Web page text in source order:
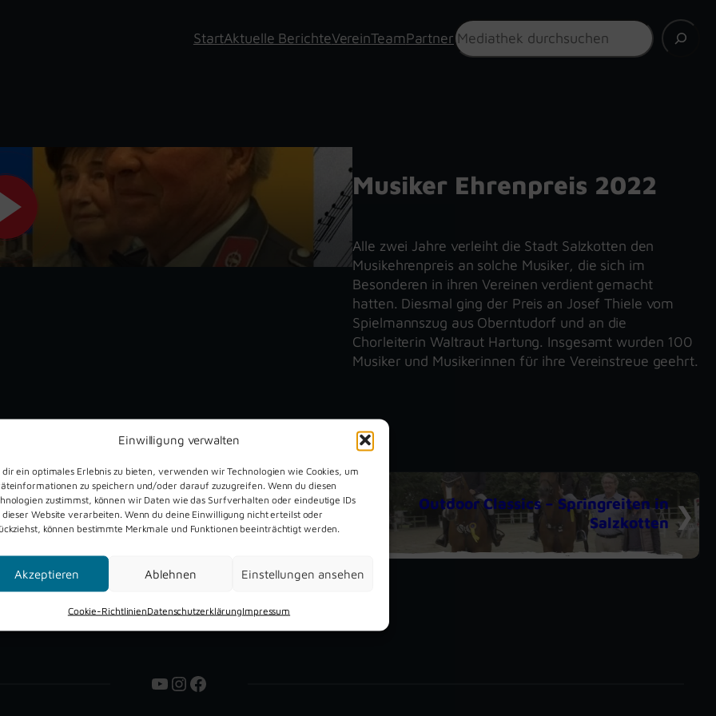
Einwilligung verwalten
dir ein optimales Erlebnis zu bieten, verwenden wir Technologien wie Cookies, um
zu speichern und/oder darauf zuzugreifen. Wenn du diesen
zustimmst, können wir Daten wie das Surfverhalten oder eindeutige IDs
Website verarbeiten. Wenn du deine Einwilligung nicht erteilst oder
können bestimmte Merkmale und Funktionen beeinträchtigt werden.
Akzeptieren Ablehnen Einstellungen ansehen
Cookie-RichtlinienDatenschutzerklärungImpressum
StartAktuelle BerichteVereinTeamPartner
Suchen
Musiker Ehrenpreis 2022
Alle zwei Jahre verleiht die Stadt Salzkotten den
Musikehrenpreis an solche Musiker, die sich im
Besonderen in ihren Vereinen verdient gemacht
hatten. Diesmal ging der Preis an Josef Thiele vom
Spielmannszug aus Oberntudorf und an die
Chorleiterin Waltraut Hartung. Insgesamt wurden 100
Musiker und Musikerinnen für ihre Vereinstreue geehrt.
Dreckburg Open Air 2026
Outdoor Classics – Springreiten in
Salzkotten
YouTube
Instagram
Facebook